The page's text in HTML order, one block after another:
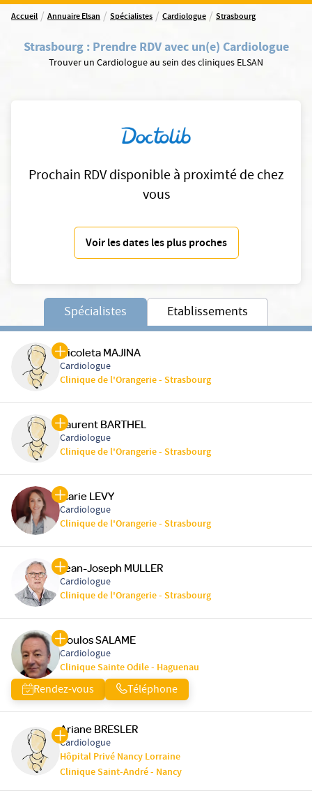
Accueil / Annuaire Elsan / Spécialistes / Cardiologue / Strasbourg
Strasbourg: Prendre RDV avec un(e) Cardiologue
Trouver un Cardiologue au sein des cliniques ELSAN
Prochain RDV disponible à proximté de chez
vous
Voir les dates les plus proches
Spécialistes Etablissements
Nicoleta MAJINA
Cardiologue
Clinique de l'Orangerie - Strasbourg
Laurent BARTHEL
Cardiologue
Clinique de l'Orangerie - Strasbourg
Marie LEVY
Cardiologue
Clinique de l'Orangerie - Strasbourg
Jean-Joseph MULLER
Cardiologue
Clinique de l'Orangerie - Strasbourg
Boulos SALAME
Cardiologue
Clinique Sainte Odile - Haguenau
Rendez-vous Téléphone
Ariane BRESLER
Cardiologue
Hôpital Privé Nancy Lorraine
Clinique Saint-André - Nancy